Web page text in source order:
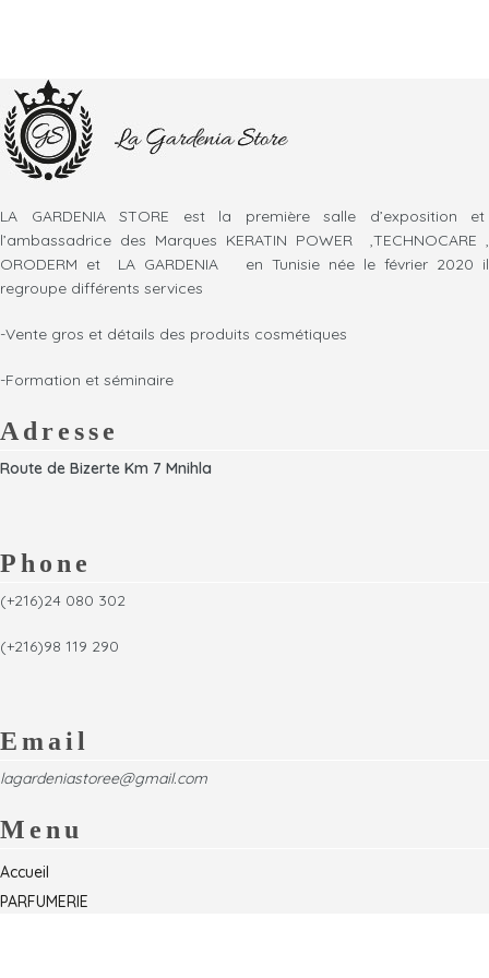
LA GARDENIA STORE est la première salle d’exposition et
l’ambassadrice des Marques KERATIN POWER ,TECHNOCARE ,
ORODERM et LA GARDENIA en Tunisie née le février 2020 il
regroupe différents services
-Vente gros et détails des produits cosmétiques
-Formation et séminaire
Adresse
Route de Bizerte Km 7 Mnihla
Phone
(+216)24 080 302
(+216)98 119 290
Email
lagardeniastoree@gmail.com
Menu
Accueil
PARFUMERIE